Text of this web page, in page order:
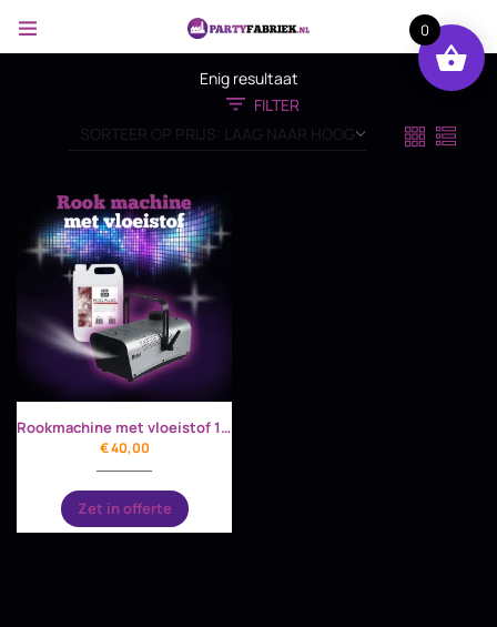
Enig resultaat
FILTER
Rookmachine met vloeistof 1 avond
€40,00
Zet in offerte
0